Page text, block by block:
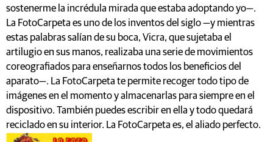
sostenerme la incrédula mirada que estaba adoptando yo—.
La FotoCarpeta es uno de los inventos del siglo —y mientras
estas palabras salían de su boca, Vicra, que sujetaba el
artilugio en sus manos, realizaba una serie de movimientos
coreografiados para enseñarnos todos los beneficios del
aparato—. La FotoCarpeta te permite recoger todo tipo de
imágenes en el momento y almacenarlas para siempre en el
dispositivo. También puedes escribir en ella y todo quedará
reciclado en su interior. La FotoCarpeta es, el aliado perfecto.